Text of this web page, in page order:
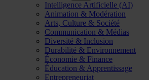
Intelligence Artificielle (AI)
Animation & Modération
Arts, Culture & Société
Communication & Médias
Diversité & Inclusion
Durabilité & Environnement
Économie & Finance
Éducation & Apprentissage
Entrepreneuriat